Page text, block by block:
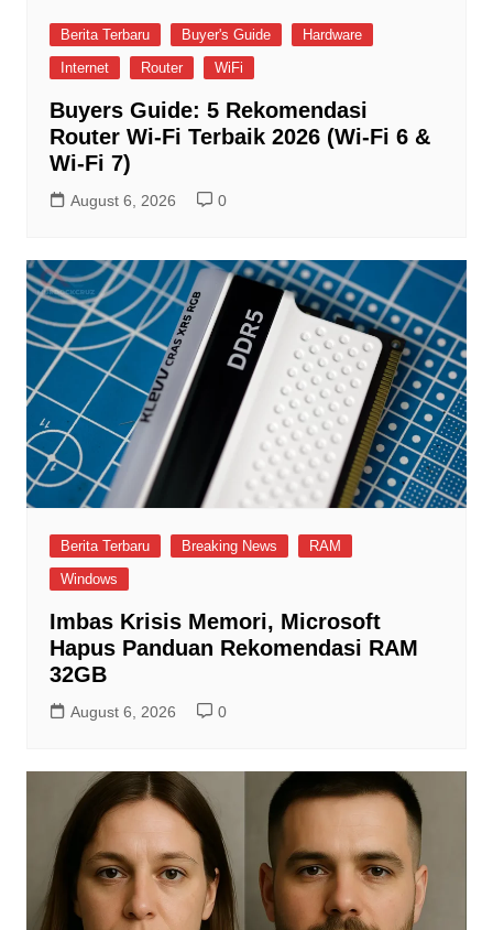
Berita Terbaru Buyer's Guide
Hardware
Internet
Router WiFi
Buyers Guide: 5 Rekomendasi
Router Wi-Fi Terbaik 2026 (Wi-Fi 6 &
Wi-Fi 7)
August 6, 2026 0
Berita Terbaru Breaking News
RAM
Windows
Imbas Krisis Memori, Microsoft
Hapus Panduan Rekomendasi RAM
32GB
August 6, 2026 0